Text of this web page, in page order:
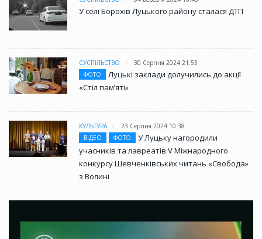
У селі Борохів Луцького району сталася ДТП
СУСПІЛЬСТВО
30 Серпня 2024 21:53
ФОТО
Луцькі заклади долучились до акції
«Стіл памʼяті»
КУЛЬТУРА
23 Серпня 2024 10:38
ВІДЕО
ФОТО
У Луцьку нагородили
учасників та лавреатів V Міжнародного
конкурсу Шевченківських читань «Свобода»
з Волині